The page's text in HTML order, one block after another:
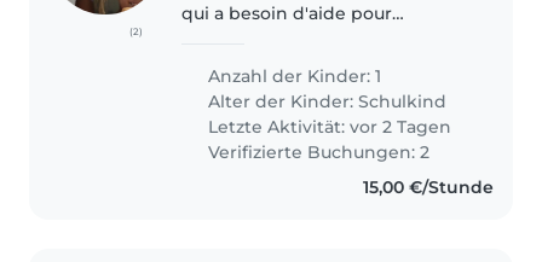
(2)
qui a besoin d'aide pour
les mardi et jeudi a partir de 16h.
Mum of a 9 years old boy
looking..
Anzahl der Kinder: 1
Alter der Kinder:Schulkind
Letzte Aktivität: vor 2 Tagen
Verifizierte Buchungen: 2
15,00 €/Stunde